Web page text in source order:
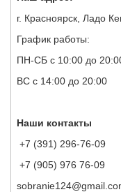
г. Красноярск, Ладо
График работы:
ПН-СБ с 10:00 до
ВС с 14:00 до 20:00
Наши контакты
+7 (391) 296-76-09
+7 (905) 976 76-09